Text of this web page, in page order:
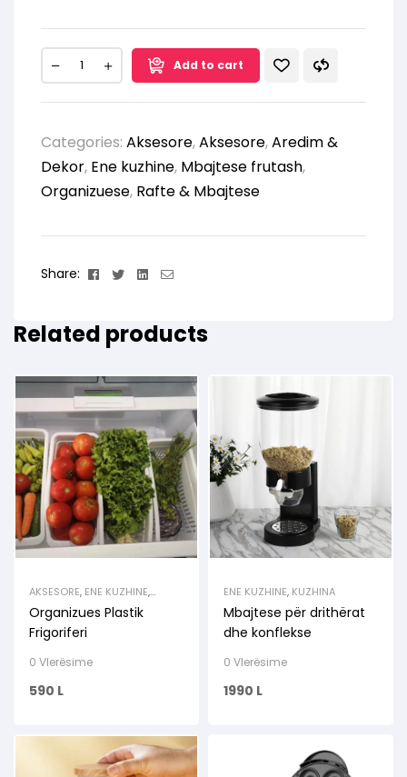
Add to cart
Categories: Aksesore,Aksesore,Aredim &
Dekor, Ene kuzhine, Mbajtese frutash,
Organizuese, Rafte & Mbajtese
Share: Facebook
TwitterLinkedin
Email
Related products
AKSESORE, ENE KUZHINE,
MBAJTESE FRUTASH
RAFTE &
MBAJTESE
Organizues Plastik
Frigoriferi
0 Vlerësime
590 L
ENE KUZHINE, KUZHINA
Mbajtese për drithërat
dhe konflekse
0 Vlerësime
1990 L